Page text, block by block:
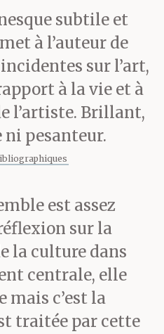
assis
à
maison.
comme
n’est pas
mais
de
qui
là dans le
subtile et
à l’auteur de
sur l’art,
à la vie et à
l’artiste. Brillant,
ni pesanteur.
est assez
sur la
la culture dans
centrale, elle
mais c’est la
traitée par cette